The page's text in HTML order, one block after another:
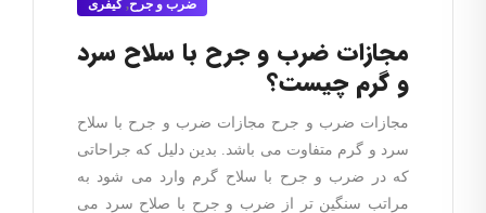
ضرب و جرح, کیفری
مجازات ضرب و جرح با سلاح سرد
و گرم چیست؟
مجازات ضرب و جرح مجازات ضرب و جرح با سلاح
سرد و گرم متفاوت می باشد. بدین دلیل که جراحاتی
که در ضرب و جرح با سلاح گرم وارد می شود به
مراتب سنگین تر از ضرب و جرح با صلاح سرد می